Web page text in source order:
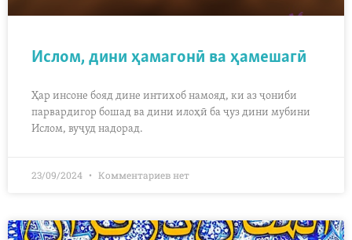
Ислом, дини ҳамагонӣ ва ҳамешагӣ
Ҳар инсоне бояд дине интихоб намояд, ки аз ҷониби
парвардигор бошад ва дини илоҳӣ ба ҷуз дини мубини
Ислом, вуҷуд надорад.
23/09/2024 Комментариев нет